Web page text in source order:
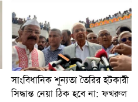
সাংবিধানিক শূন্যতা তৈরির হটকারী
সিদ্ধান্ত নেয়া ঠিক হবে না: ফখরুল